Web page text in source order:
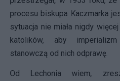
procesu biskupa Kaczmarka
sytuacja nie miała nigdy
katolików, aby
stanowczą od nich odprawę.
Od Lechonia wiem,